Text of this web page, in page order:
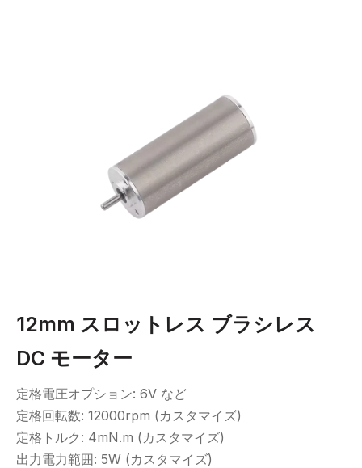
12mm スロットレス ブラシレス
DC モーター
定格電圧オプション: 6V など
定格回転数: 12000rpm (カスタマイズ)
定格トルク: 4mN.m (カスタマイズ)
出力電力範囲: 5W (カスタマイズ)